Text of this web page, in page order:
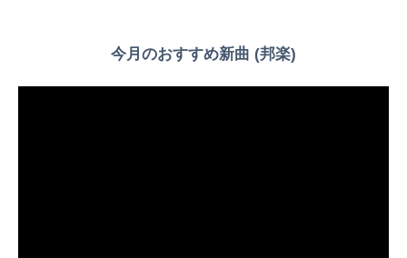
今月のおすすめ新曲 (邦楽)